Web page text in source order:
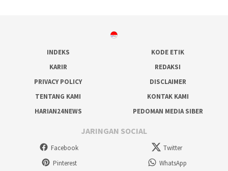
INDEKS
KODE ETIK
KARIR
REDAKSI
PRIVACY POLICY
DISCLAIMER
TENTANG KAMI
KONTAK KAMI
HARIAN24NEWS
PEDOMAN MEDIA SIBER
JARINGAN SOCIAL
Facebook
Twitter
Pinterest
WhatsApp